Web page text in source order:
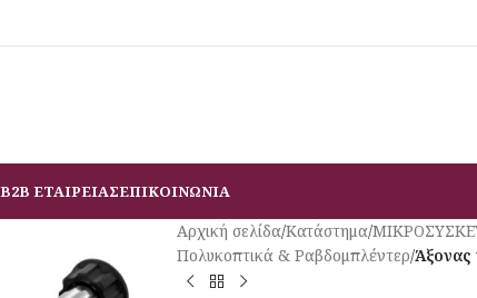
ΕΤΑΙΡΕΙΑΣΕΠΙΚΟΙΝΩΝΙΑ
Αρχική σελίδα/Κατάστημα/
Πολυκοπτικά & Ραβδομπλέντερ/Άξονας